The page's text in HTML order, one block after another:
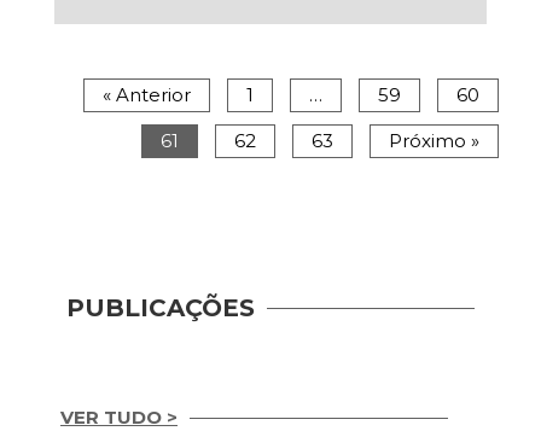
« Anterior 1 … 59
60
61
62 63 Próximo »
PUBLICAÇÕES
VER TUDO >